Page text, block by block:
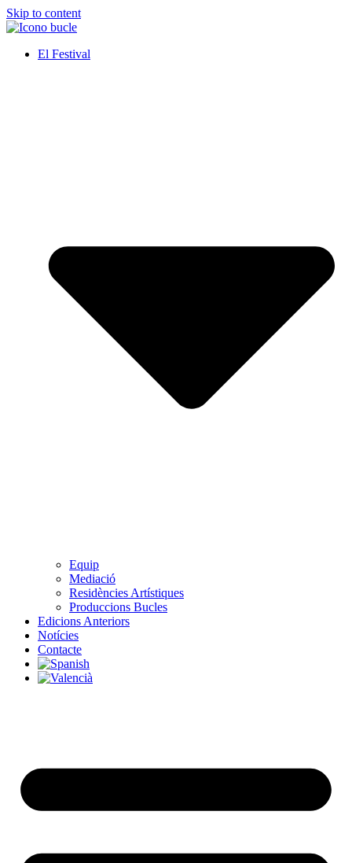
Skip to content
El Festival
Equip
Mediació
Residències Artístiques
Produccions Bucles
Edicions Anteriors
Notícies
Contacte